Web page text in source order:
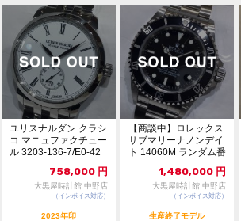
ユリスナルダン クラシ
コ マニュファクチュー
ル 3203-136-7/E0-42
758,000 円
大黒屋時計館 中野店
（インボイス対応）
2023年印
【商談中】ロレックス
サブマリーナノンデイ
ト 14060M ランダム番
1,480,000 円
大黒屋時計館 中野店
（インボイス対応）
生産終了モデル